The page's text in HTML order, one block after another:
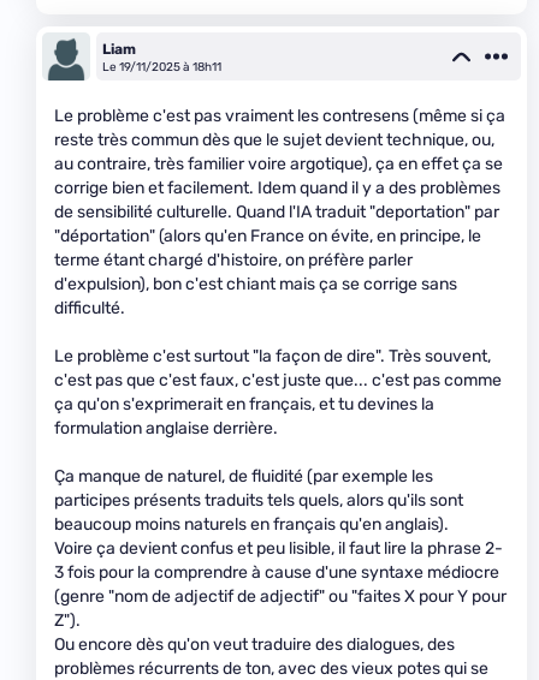
Liam
Le 19/11/2025 à 18h11
Le problème c'est pas vraiment les contresens (même si ça
reste très commun dès que le sujet devient technique, ou,
au contraire, très familier voire argotique), ça en effet ça se
corrige bien et facilement. Idem quand il y a des problèmes
de sensibilité culturelle. Quand l'IA traduit "deportation" par
"déportation" (alors qu'en France on évite, en principe, le
terme étant chargé d'histoire, on préfère parler
d'expulsion), bon c'est chiant mais ça se corrige sans
difficulté.
Le problème c'est surtout "la façon de dire". Très souvent,
c'est pas que c'est faux, c'est juste que... c'est pas comme
ça qu'on s'exprimerait en français, et tu devines la
formulation anglaise derrière.
Ça manque de naturel, de fluidité (par exemple les
participes présents traduits tels quels, alors qu'ils sont
beaucoup moins naturels en français qu'en anglais).
Voire ça devient confus et peu lisible, il faut lire la phrase 2-
3 fois pour la comprendre à cause d'une syntaxe médiocre
(genre "nom de adjectif de adjectif" ou "faites X pour Y pour
Z").
Ou encore dès qu'on veut traduire des dialogues, des
problèmes récurrents de ton, avec des vieux potes qui se